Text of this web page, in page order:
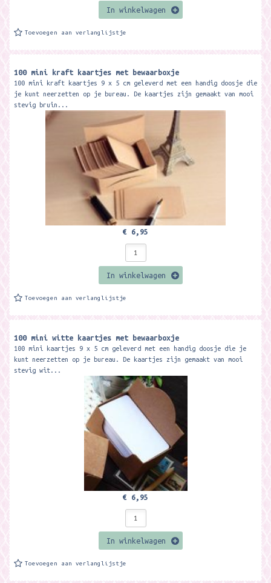
In winkelwagen
Toevoegen aan verlanglijstje
100 mini kraft kaartjes met bewaarboxje
100 mini kraft kaartjes 9 x 5 cm geleverd met een handig doosje die
je kunt neerzetten op je bureau. De kaartjes zijn gemaakt van mooi
stevig bruin...
€ 6,95
In winkelwagen
Toevoegen aan verlanglijstje
100 mini witte kaartjes met bewaarboxje
100 mini kaartjes 9 x 5 cm geleverd met een handig doosje die je
kunt neerzetten op je bureau. De kaartjes zijn gemaakt van mooi
stevig wit...
€ 6,95
In winkelwagen
Toevoegen aan verlanglijstje